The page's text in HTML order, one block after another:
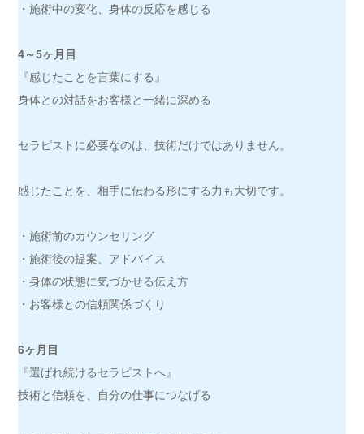
・施術中の変化、身体の反応を感じる
4～5ヶ月目
『感じたことを言葉にする』
身体との対話をお客様と一緒に深める
セラピストに必要なのは、技術だけではありません。
感じたことを、相手に伝わる形にする力も大切です。
・施術前のカウンセリング
・施術後の提案、アドバイス
・身体の状態に気づかせる伝え方
・お客様との信頼関係づくり
6ヶ月目
『選ばれ続けるセラピストへ』
技術と信頼を、自分の仕事につなげる